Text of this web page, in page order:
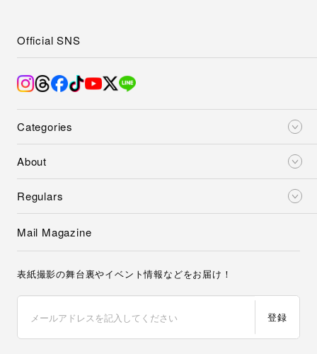
Categories
About
Regulars
Official SNS
Mail Magazine
表紙撮影の舞台裏やイベント情報などをお届け！
登録